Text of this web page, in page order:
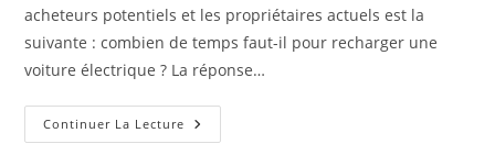
acheteurs potentiels et les propriétaires actuels est la
suivante : combien de temps faut-il pour recharger une
voiture électrique ? La réponse…
Continuer La Lecture